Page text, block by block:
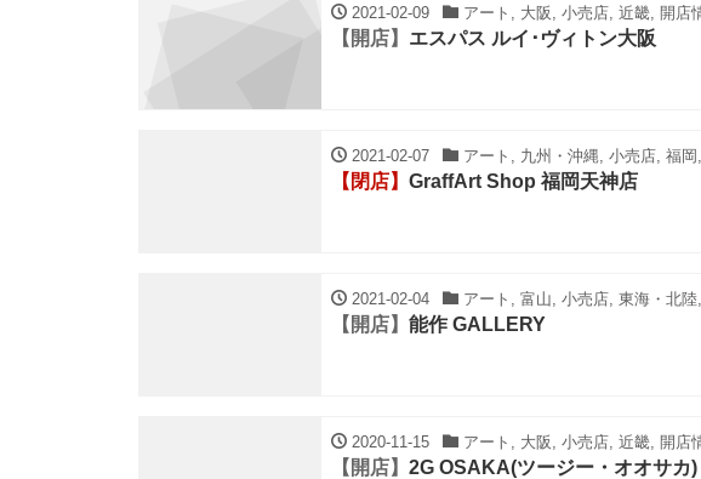
2021-02-09 アート, 大阪, 小売店, 近畿, 開店
【開店】 エスパス ルイ･ヴィトン大阪
2021-02-07 アート, 九州・沖縄, 小売店, 福岡
【閉店】 GraffArt Shop 福岡天神店
2021-02-04 アート, 富山, 小売店, 東海・北陸
【開店】 能作 GALLERY
2020-11-15 アート, 大阪, 小売店, 近畿, 開店
【開店】 2G OSAKA(ツージー・オオサカ)